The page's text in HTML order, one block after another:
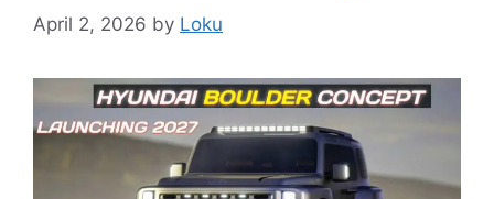
April 2, 2026 by Loku